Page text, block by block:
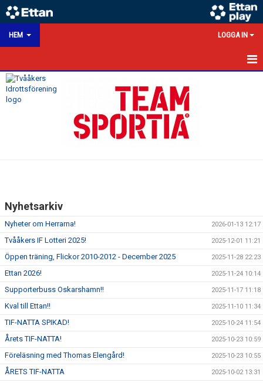
HEM LOGGA IN
HEM
VÅRA SPONSORER
DOKUMENT
BILDGALLERI
KLUBBSHOP
Nyhetsarkiv
Nyheter om Herrarna! 2026-01-13 12:17
Tvååkers IF Lotteri 2025! 2025-12-01 11:21
Öppen träning, Flickor 2010-2012 - December 2025 2025-11-28 22:23
Ettan 2026! 2025-11-24 10:14
Supporterbuss Oskarshamn!! 2025-11-17 11:18
Kval till Ettan!! 2025-11-10 11:34
TIF-NATTA SPIKAD! 2025-10-24 11:54
Årets TIF-NATTA! 2025-10-23 10:59
Föreläsning med Thomas Elengård! 2025-10-23 10:55
ÅRETS TIF-NATTA 2025-10-02 13:31